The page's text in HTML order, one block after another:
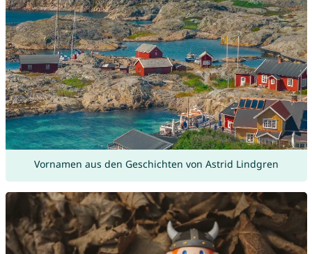
Vornamen aus den Geschichten von Astrid Lindgren